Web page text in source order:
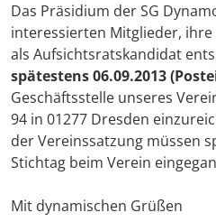
Das Präsidium der SG
interessierten Mitglieder, ihre
als Aufsichtsratskandidat
spätestens 06.09.2013
Geschäftsstelle unseres
94 in 01277 Dresden
der Vereinssatzung müssen
Stichtag beim Verein
Mit dynamischen Grüßen